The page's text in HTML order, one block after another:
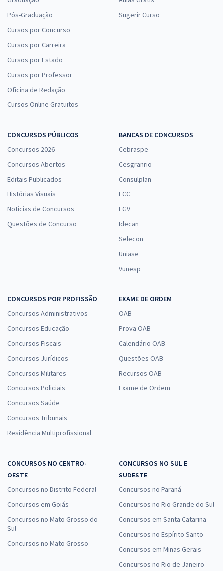
Pós-Graduação
Cursos por Concurso
Cursos por Carreira
Cursos por Estado
Cursos por Professor
Oficina de Redação
Cursos Online Gratuitos
Sugerir Curso
CONCURSOS PÚBLICOS
Concursos 2026
Concursos Abertos
Editais Publicados
Histórias Visuais
Notícias de Concursos
Questões de Concurso
BANCAS DE CONCURSOS
Cebraspe
Cesgranrio
Consulplan
FCC
FGV
Idecan
Selecon
Uniase
Vunesp
CONCURSOS POR PROFISSÃO
Concursos Administrativos
Concursos Educação
Concursos Fiscais
Concursos Jurídicos
Concursos Militares
Concursos Policiais
Concursos Saúde
Concursos Tribunais
Residência Multiprofissional
EXAME DE ORDEM
OAB
Prova OAB
Calendário OAB
Questões OAB
Recursos OAB
Exame de Ordem
CONCURSOS NO CENTRO-
OESTE
Concursos no Distrito Federal
Concursos em Goiás
Concursos no Mato Grosso do
Sul
Concursos no Mato Grosso
CONCURSOS NO SUL E
SUDESTE
Concursos no Paraná
Concursos no Rio Grande do Sul
Concursos em Santa Catarina
Concursos no Espírito Santo
Concursos em Minas Gerais
Concursos no Rio de Janeiro